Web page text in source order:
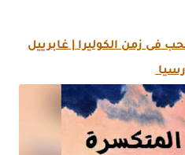
فى زمن الكوليرا | غابرييل